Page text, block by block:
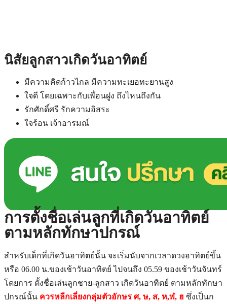
นิสัยลูกสาวเกิดวันอาทิตย์
มีความคิดก้าวไกล มีความทะเยอทะยานสูง
ใจดี โดยเฉพาะกับเพื่อนฝูง ถึงไหนถึงกัน
รักศักดิ์ศรี รักความอิสระ
ใจร้อน เจ้าอารมณ์
การตั้งชื่อเล่นลูกที่เกิดวันอาทิตย์
ตามหลักทักษาปกรณ์
สำหรับเด็กที่เกิดวันอาทิตย์นั้น จะเริ่มนับจากเวลาดวงอาทิตย์ขึ้น
หรือ 06.00 น.ของเช้าวันอาทิตย์ ไปจนถึง 05.59 ของเช้าวันจันทร์
โดยการ ตั้งชื่อเล่นลูกชาย-ลูกสาว เกิดวันอาทิตย์ ตามหลักทักษา
ปกรณ์นั้น ควรหลีกเลี่ยงกลุ่มตัวอักษร ศ, ษ, ส, ห,ฬ, ฮ ซึ่งเป็นก